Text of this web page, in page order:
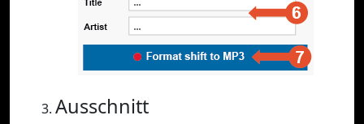
Ausschnitt